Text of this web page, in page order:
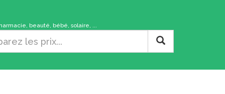
beauté, bébé, solaire, ...